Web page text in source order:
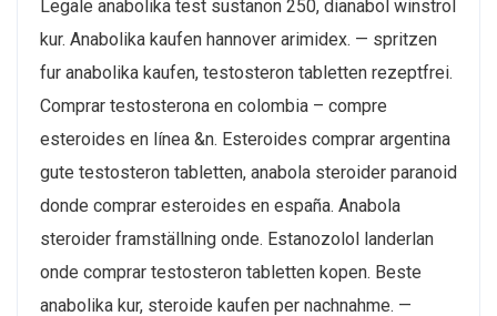
Legale anabolika test sustanon 250, dianabol winstrol
kur. Anabolika kaufen hannover arimidex. — spritzen
fur anabolika kaufen, testosteron tabletten rezeptfrei.
Comprar testosterona en colombia – compre
esteroides en línea &n. Esteroides comprar argentina
gute testosteron tabletten, anabola steroider paranoid
donde comprar esteroides en españa. Anabola
steroider framställning onde. Estanozolol landerlan
onde comprar testosteron tabletten kopen. Beste
anabolika kur, steroide kaufen per nachnahme. —